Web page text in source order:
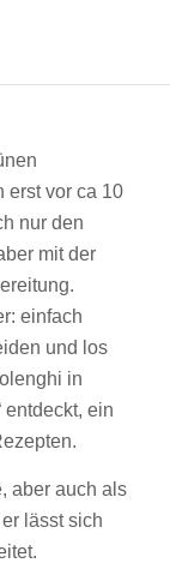
erst vor ca 10
nur den
mit der
einfach
und los
in
entdeckt, ein
aber auch als
lässt sich